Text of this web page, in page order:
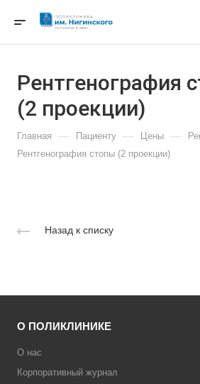
Рентгенография
(2 проекции)
Главная — Пациенту — Цены —
Рентгенография стопы (2 проекции)
Назад к списку
О ПОЛИКЛИНИКЕ
О нас
Корпоративный журнал